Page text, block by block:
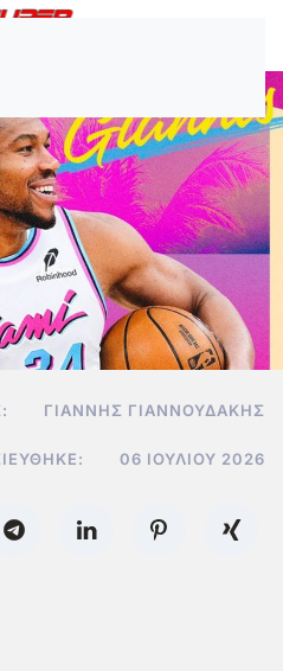
ΓΙΆΝΝΗΣ ΓΙΑΝΝΟΥΔΆΚΗΣ
06 ΙΟΥΛΊΟΥ 2026